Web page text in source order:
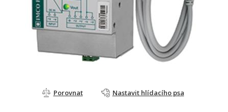
Porovnat Nastavit hlídacího psa